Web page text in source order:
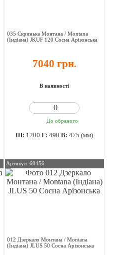
035 Скринька Монтана / Montana
(Індіана) JKUF 120 Сосна Арізонська
7040 грн.
В наявності
До обраного
Ш: 1200 Г:490 В:475 (мм)
Артикул: 60456
012 Дзеркало Монтана / Montana
(Індіана) JLUS 50 Сосна Арізонська